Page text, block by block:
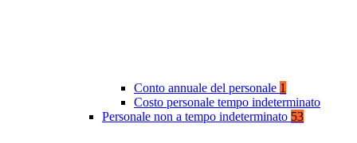
Conto annuale del personale 1
Costo personale tempo indeterminato
Personale non a tempo indeterminato 53